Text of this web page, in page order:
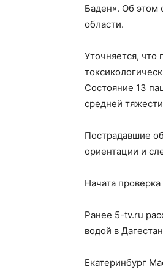
Баден». Об этом
области.
Уточняется, что
Состояние 13
средней
Пострадавшие
ориентации и
Начата
Ранее 5-tv.ru
водой в
Екатеринбург